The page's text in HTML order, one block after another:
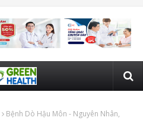
Bệnh Dò Hậu Môn - Nguyên Nhân,